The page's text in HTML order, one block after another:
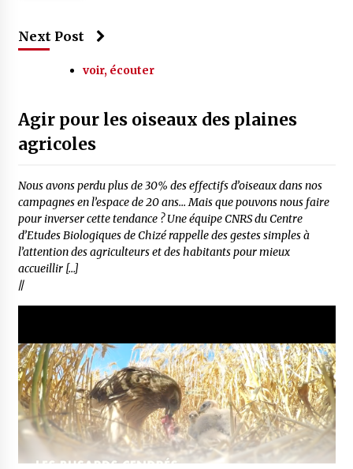
Next Post
voir, écouter
Agir pour les oiseaux des plaines
agricoles
Nous avons perdu plus de 30% des effectifs d’oiseaux dans nos
campagnes en l’espace de 20 ans… Mais que pouvons nous faire
pour inverser cette tendance ? Une équipe CNRS du Centre
d’Etudes Biologiques de Chizé rappelle des gestes simples à
l’attention des agriculteurs et des habitants pour mieux
accueillir […]
//